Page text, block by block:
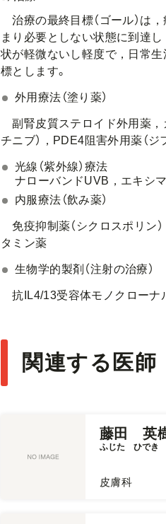
治療の最終目標（ゴール）は
まり必要としない状態に到達
状が軽微ないし軽度で，日常
標とします。
外用療法（塗り薬）
副腎皮質ステロイド外用薬，
チニブ），PDE4阻害外用薬（
光線（紫外線）療法
ナローバンドUVB，エキシ
内服療法（飲み薬）
免疫抑制薬（シクロスポリン
タミン薬
生物学的製剤（注射の治療）
抗IL4/13受容体モノクローナ
関連する医師
藤田 英
ふじた　ひでき
皮膚科